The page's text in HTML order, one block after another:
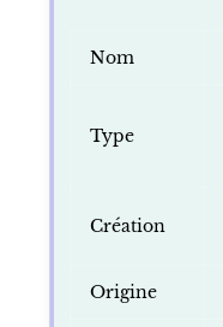
Nom
Type
Création
Origine